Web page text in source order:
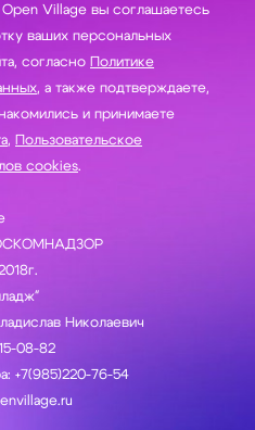
Open Village вы соглашаетесь
согласно
Политике
, а также подтверждаете,
и принимаете
,
Пользовательское
cookies.
Николаевич
08-82
+7(985)220-76-54